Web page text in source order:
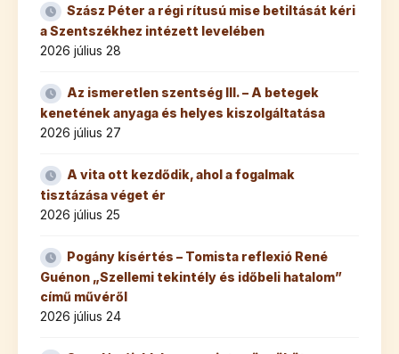
Szász Péter a régi rítusú mise betiltását kéri
a Szentszékhez intézett levelében
2026 július 28
Az ismeretlen szentség III. – A betegek
kenetének anyaga és helyes kiszolgáltatása
2026 július 27
A vita ott kezdődik, ahol a fogalmak
tisztázása véget ér
2026 július 25
Pogány kísértés – Tomista reflexió René
Guénon „Szellemi tekintély és időbeli hatalom”
című művéről
2026 július 24